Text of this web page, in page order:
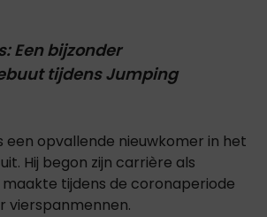
Een bijzonder
tijdens Jumping
een opvallende nieuwkomer in het
Hij begon zijn carrière als
tijdens de coronaperiode
vierspanmennen.